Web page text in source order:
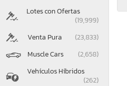
Lotes con Ofertas
(19,999)
Venta Pura
(23,833)
Muscle Cars
(2,658)
Vehículos Híbridos
(262)